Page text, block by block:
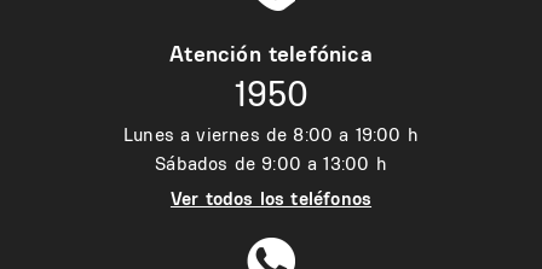
Atención telefónica
1950
Lunes a viernes de 8:00 a 19:00 h
Sábados de 9:00 a 13:00 h
Ver todos los teléfonos